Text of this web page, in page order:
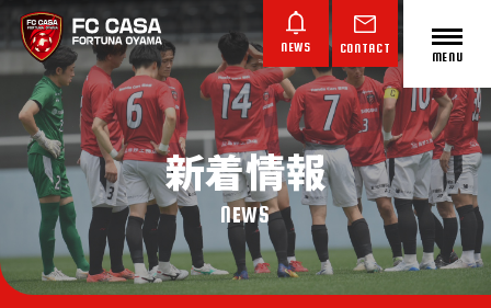
NEWS CONTACT
ABOUT FC CASA
クラブ概要
MENU
新着情報
NEWS